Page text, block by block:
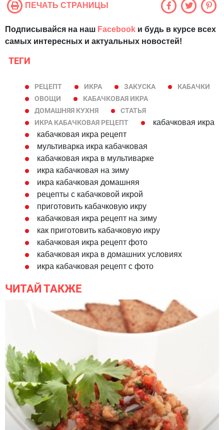
ПЕЧАТЬ СТРАНИЦЫ
Подписывайся на наш Facebook и будь в курсе всех
самых интересных и актуальных новостей!
ТЕГИ
РЕЦЕПТ ИКРА ЗАКУСКА
КАБАЧКИ
ОВОЩИ
КАБАЧКОВАЯ ИКРА
ДОМАШНЯЯ КУХНЯ
СТАТЬЯ
ИКРА КАБАЧКОВАЯ РЕЦЕПТ
кабачковая икра
кабачковая икра рецепт
мультиварка икра кабачковая
кабачковая икра в мультиварке
икра кабачковая на зиму
икра кабачковая домашняя
рецепты с кабачковой икрой
приготовить кабачковую икру
кабачковая икра рецепт на зиму
как приготовить кабачковую икру
кабачковая икра рецепт фото
кабачковая икра в домашних условиях
икра кабачковая рецепт с фото
ЧИТАЙ ТАКЖЕ